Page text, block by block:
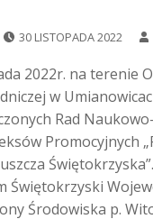
30 LISTOPADA 2022
2022r. na terenie
w
Rad
Promocyjnych
Świętokrzyski
Środowiska p.